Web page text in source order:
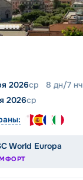
2026ср 8 дн/7 нч
2026ср
World Europa